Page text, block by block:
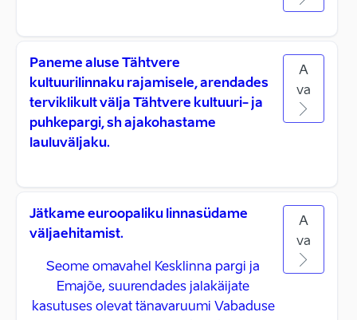
Paneme aluse Tähtvere
kultuurilinnaku rajamisele, arendades
terviklikult välja Tähtvere kultuuri- ja
puhkepargi, sh ajakohastame
lauluväljaku.
A
va
Jätkame euroopaliku linnasüdame
väljaehitamist.
Seome omavahel Kesklinna pargi ja
Emajõe, suurendades jalakäijate
kasutuses olevat tänavaruumi Vabaduse
A
va